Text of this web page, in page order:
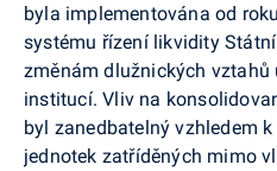
byla implementována od
systému řízení likvidity
změnám dlužnických
institucí. Vliv na
byl zanedbatelný vzhledem
jednotek zatříděných mimo